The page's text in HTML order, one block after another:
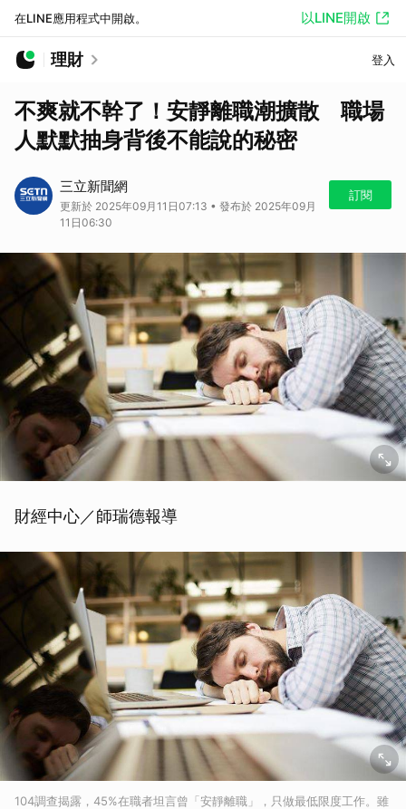
在LINE應用程式中開啟。 以LINE開啟
理財 登入
不爽就不幹了！安靜離職潮擴散 職場
人默默抽身背後不能說的秘密
三立新聞網
更新於 2025年09月11日07:13 • 發布於 2025年09月
11日06:30
訂閱
財經中心／師瑞德報導
104調查揭露，45%在職者坦言曾「安靜離職」，只做最低限度工作。雖